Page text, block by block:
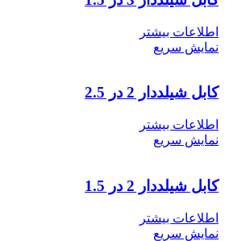
اطلاعات بیشتر
نمایش سریع
کابل شیلددار 2 در 2.5
اطلاعات بیشتر
نمایش سریع
کابل شیلددار 2 در 1.5
اطلاعات بیشتر
نمایش سریع